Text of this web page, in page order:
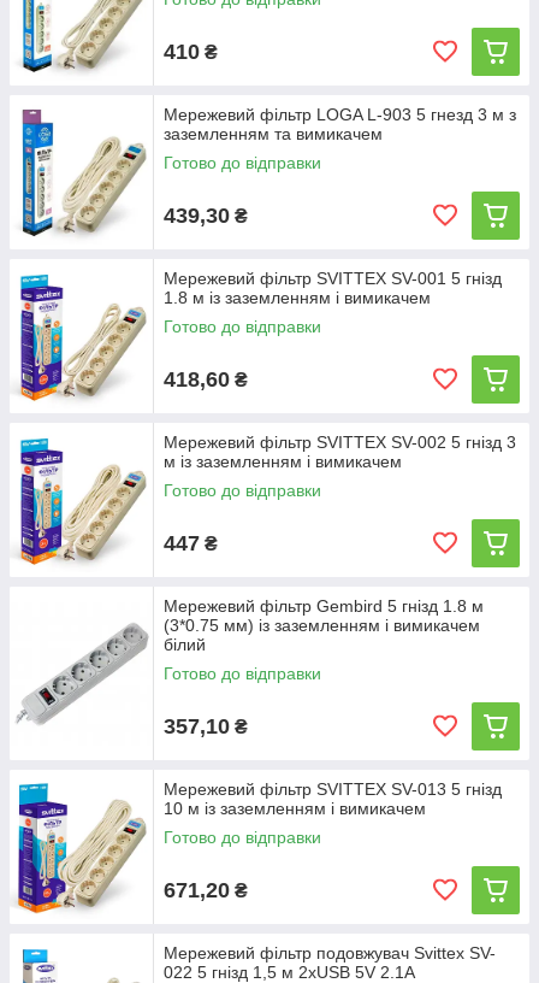
410 ₴
Мережевий фільтр LOGA L-903 5 гнезд 3 м з
заземленням та вимикачем
Готово до відправки
439,30 ₴
Мережевий фільтр SVITTEX SV-001 5 гнізд
1.8 м із заземленням і вимикачем
Готово до відправки
418,60 ₴
Мережевий фільтр SVITTEX SV-002 5 гнізд 3
м із заземленням і вимикачем
Готово до відправки
447 ₴
Мережевий фільтр Gembird 5 гнізд 1.8 м
(3*0.75 мм) із заземленням і вимикачем
білий
Готово до відправки
357,10 ₴
Мережевий фільтр SVITTEX SV-013 5 гнізд
10 м із заземленням і вимикачем
Готово до відправки
671,20 ₴
Мережевий фільтр подовжувач Svittex SV-
022 5 гнізд 1,5 м 2хUSB 5V 2.1A